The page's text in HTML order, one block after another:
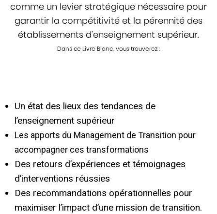
comme un levier stratégique nécessaire pour
garantir la compétitivité et la pérennité des
établissements d’enseignement supérieur.
Dans ce Livre Blanc, vous trouverez :
Un état des lieux des tendances de
l’enseignement supérieur
Les apports du Management de Transition pour
accompagner ces transformations
Des retours d’expériences et témoignages
d’interventions réussies
Des recommandations opérationnelles pour
maximiser l’impact d’une mission de transition.